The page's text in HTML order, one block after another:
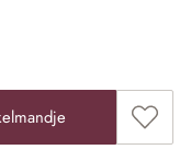
waarde in of